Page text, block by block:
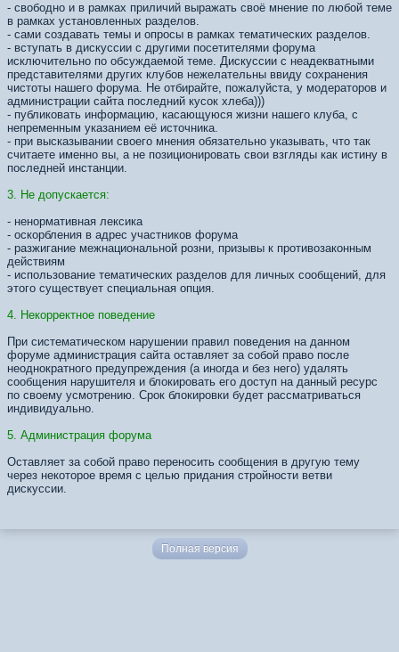
- свободно и в рамках приличий выражать своё мнение по любой теме
в рамках установленных разделов.
- сами создавать темы и опросы в рамках тематических разделов.
- вступать в дискуссии с другими посетителями форума
исключительно по обсуждаемой теме. Дискуссии с неадекватными
представителями других клубов нежелательны ввиду сохранения
чистоты нашего форума. Не отбирайте, пожалуйста, у модераторов и
администрации сайта последний кусок хлеба)))
- публиковать информацию, касающуюся жизни нашего клуба, с
непременным указанием её источника.
- при высказывании своего мнения обязательно указывать, что так
считаете именно вы, а не позиционировать свои взгляды как истину в
последней инстанции.
3. Не допускается:
- ненормативная лексика
- оскорбления в адрес участников форума
- разжигание межнациональной розни, призывы к противозаконным
действиям
- использование тематических разделов для личных сообщений, для
этого существует специальная опция.
4. Некорректное поведение
При систематическом нарушении правил поведения на данном
форуме администрация сайта оставляет за собой право после
неоднократного предупреждения (а иногда и без него) удалять
сообщения нарушителя и блокировать его доступ на данный ресурс
по своему усмотрению. Срок блокировки будет рассматриваться
индивидуально.
5. Администрация форума
Оставляет за собой право переносить сообщения в другую тему
через некоторое время с целью придания стройности ветви
дискуссии.
Полная версия